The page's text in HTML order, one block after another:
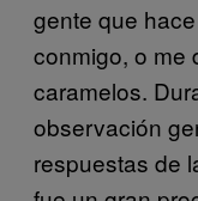
gente que
conmigo, o me
caramelos.
observación
respuestas de